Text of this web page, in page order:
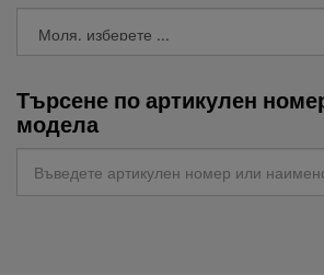
Търсене по артикулен
модела